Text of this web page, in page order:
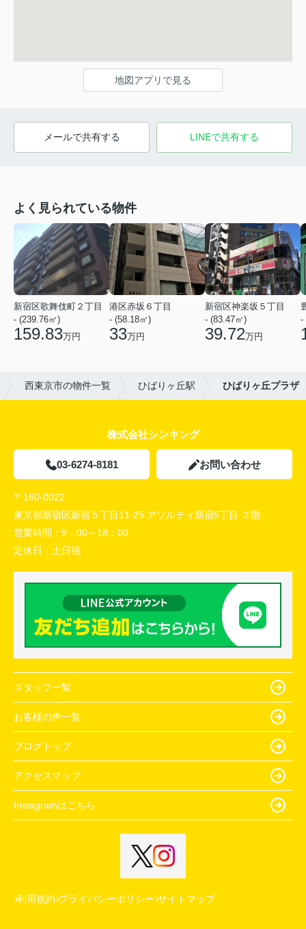
地図アプリで見る
メールで共有する LINEで共有する
よく見られている物件
新宿区歌舞伎町２丁目
- (239.76㎡)
159.83万円
港区赤坂６丁目
- (58.18㎡)
33万円
新宿区神楽坂５丁目
- (83.47㎡)
39.72万円
-
西東京市の物件一覧 ひばりヶ丘駅 ひばりヶ丘プラザ
株式会社シンキング
03-6274-8181 お問い合わせ
〒160-0022
東京都新宿区新宿５丁目11-25 アソルティ新宿5丁目 ２階
営業時間： 9：00～18：00
定休日： 土日祝
スタッフ一覧
お客様の声一覧
ブログトップ
アクセスマップ
Instagramはこちら
利用規約 プライバシーポリシー サイトマップ